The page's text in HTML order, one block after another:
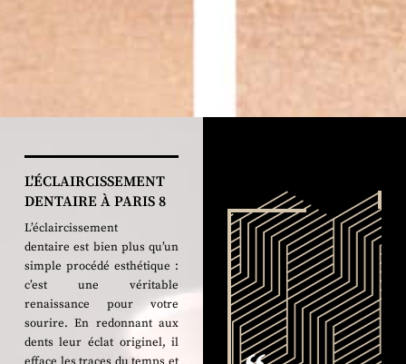
L'ÉCLAIRCISSEMENT
DENTAIRE À PARIS 8
L’éclaircissement
dentaire est bien plus qu’un
simple procédéesthétique :
c’est une véritable
renaissance pour votre
sourire. En redonnant aux
dents leur éclat originel, il
efface les traces du temps et